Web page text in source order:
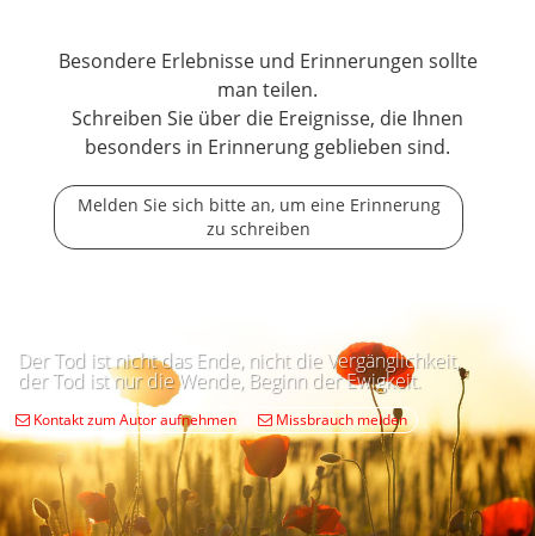
Besondere Erlebnisse und Erinnerungen sollte
man teilen.
Schreiben Sie über die Ereignisse, die Ihnen
besonders in Erinnerung geblieben sind.
Melden Sie sich bitte an, um eine Erinnerung
zu schreiben
Der Tod ist nicht das Ende, nicht die Vergänglichkeit,
der Tod ist nur die Wende, Beginn der Ewigkeit.
Kontakt zum Autor aufnehmen Missbrauch melden